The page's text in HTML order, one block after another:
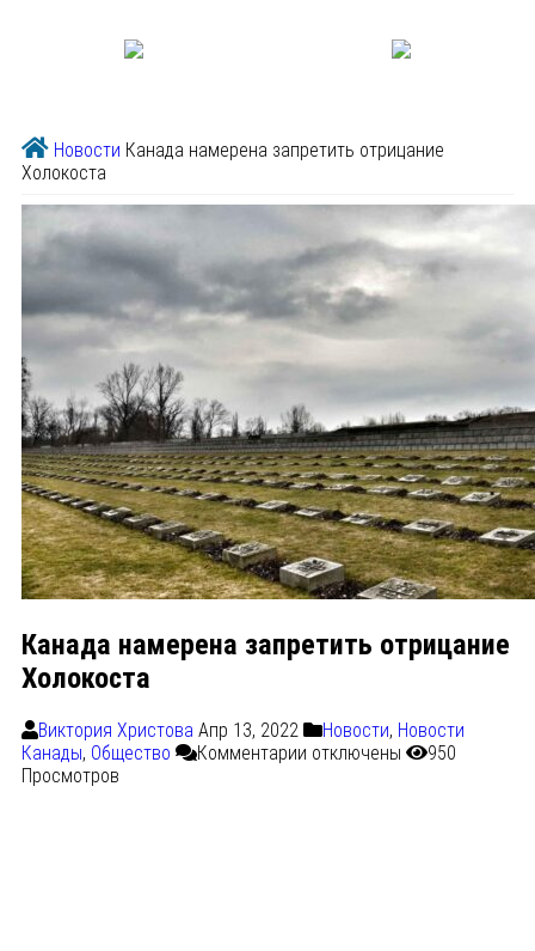
Новости Канада намерена запретить отрицание
Холокоста
Канада намерена запретить отрицание
Холокоста
Виктория Христова Апр 13, 2022 Новости, Новости
Канады, Общество Комментарии отключены
950
Просмотров